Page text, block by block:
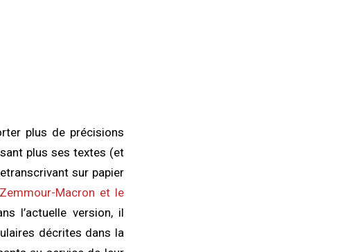
plus de précisions
plus ses textes (et
sur papier
Zemmour-Macron et le
l’actuelle version, il
décrites dans la